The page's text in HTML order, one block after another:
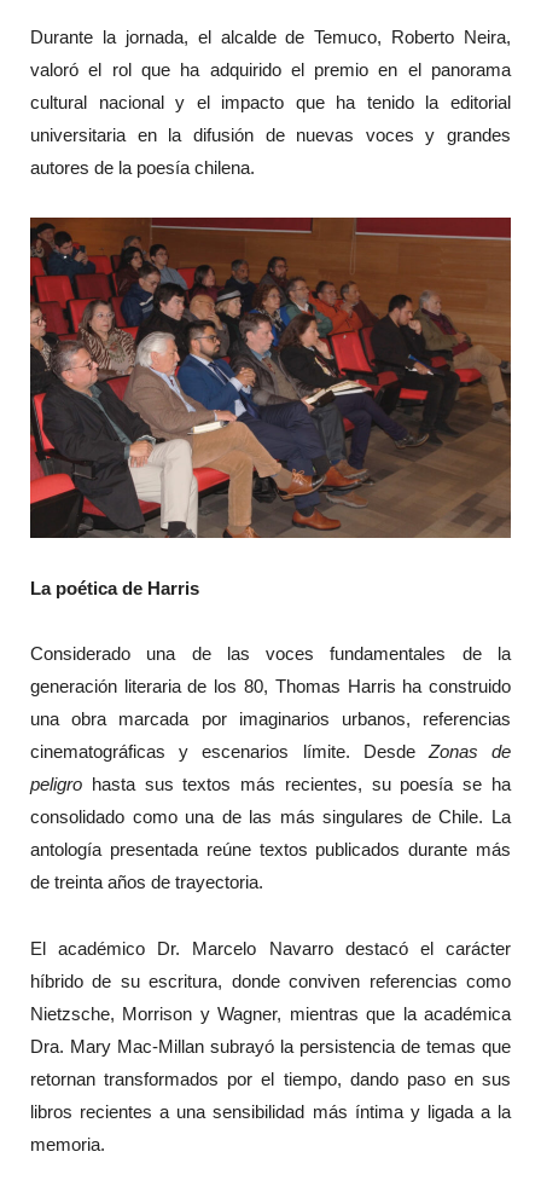
Durante la jornada, el alcalde de Temuco, Roberto Neira,
valoró el rol que ha adquirido el premio en el panorama
cultural nacional y el impacto que ha tenido la editorial
universitaria en la difusión de nuevas voces y grandes
autores de la poesía chilena.
La poética de Harris
Considerado una de las voces fundamentales de la
generación literaria de los 80, Thomas Harris ha construido
una obra marcada por imaginarios urbanos, referencias
cinematográficas y escenarios límite. Desde Zonas de
peligrohasta sus textos más recientes, su poesía se ha
consolidado como una de las más singulares de Chile. La
antología presentada reúne textos publicados durante más
de treinta años de trayectoria.
El académico Dr. Marcelo Navarro destacó el carácter
híbrido de su escritura, donde conviven referencias como
Nietzsche, Morrison y Wagner, mientras que la académica
Dra. Mary Mac-Millan subrayó la persistencia de temas que
retornan transformados por el tiempo, dando paso en sus
libros recientes a una sensibilidad más íntima y ligada a la
memoria.